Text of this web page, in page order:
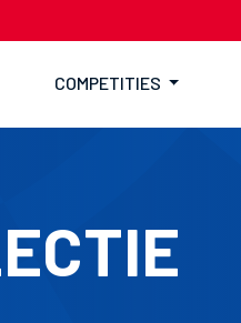
COMPETITIES